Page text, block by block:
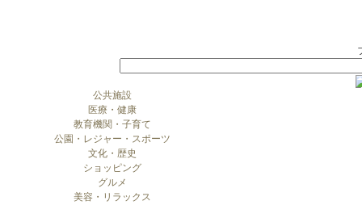
公共施設
医療・健康
教育機関・子育て
公園・レジャー・スポーツ
文化・歴史
ショッピング
グルメ
美容・リラックス